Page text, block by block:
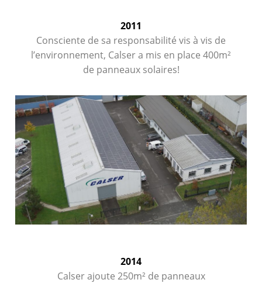
2011
Consciente de sa responsabilité vis à vis de
l’environnement, Calser a mis en place 400m²
de panneaux solaires!
2014
Calser ajoute 250m² de panneaux